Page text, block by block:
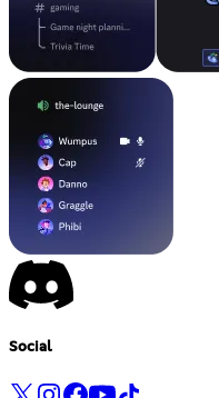
Social